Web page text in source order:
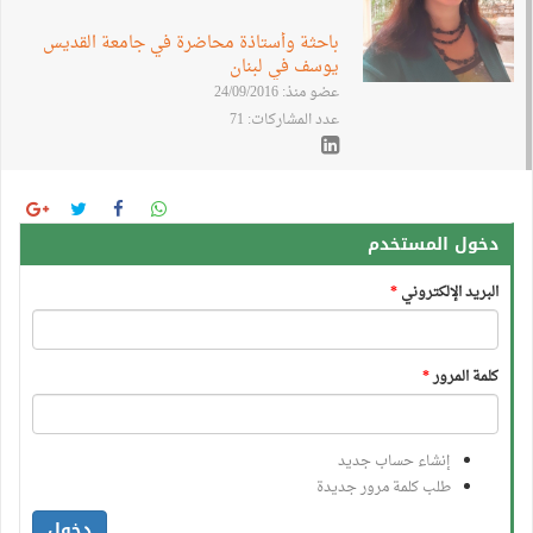
باحثة وأستاذة محاضرة في جامعة القديس
يوسف في لبنان
عضو منذ: 24/09/2016
عدد المشاركات: 71
دخول المستخدم
البريد الإلكتروني*
كلمة المرور*
إنشاء حساب جديد
طلب كلمة مرور جديدة